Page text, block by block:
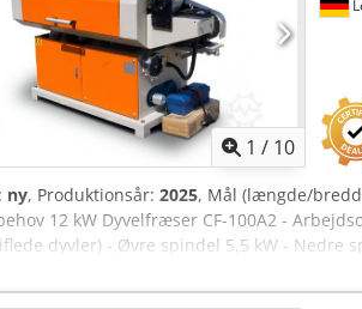
1 / 10
ny, Produktionsår: 2025, Mål (længde/
12 kW Dyvelfræser CF-100A2 -
dyvler) - Øvre spindel 5,5 kW - Nedre
100 mm - Værktøjshastighed
efter valg) dyvel-profilfræsere til øvre